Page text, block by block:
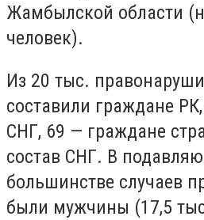
Жамбылской области
человек).
Из 20 тыс.
составили граждане
СНГ, 69 — граждане
состав СНГ. В
большинстве случаев
были мужчины (17,5